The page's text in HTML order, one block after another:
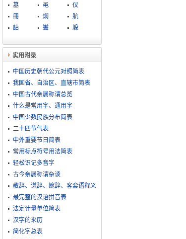
墓
黾
仪
冊
焹
航
詀
聻 躲
实用附录
中国历史朝代公元对照简表
我国省、自治区、直辖市简表
中国古代亲属称谓总览
什么是常用字、通用字
中国少数民族分布简表
二十四节气表
中外重要节日简表
常用标点符号用法简表
轻松识记多音字
古今亲属称谓杂谈
敬​辞​、​谦​辞​、​婉​辞​、​客​套​语​释​义
最完整的汉语拼音表
法定计量单位简表
汉字的来历
简化字总表